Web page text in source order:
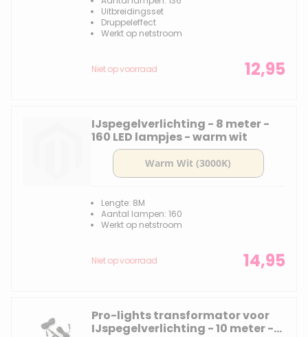
Uitbreidingsset
Druppeleffect
Werkt op netstroom
Niet op voorraad 12,95
IJspegelverlichting - 8 meter -
160 LED lampjes - warm wit
Lengte: 8M
Aantal lampen: 160
Werkt op netstroom
Niet op voorraad 14,95
Pro-lights transformator voor
IJspegelverlichting - 10 meter -